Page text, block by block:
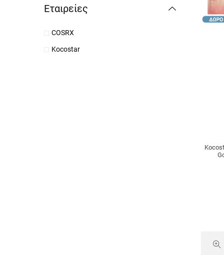
Εταιρείες
COSRX
Kocostar